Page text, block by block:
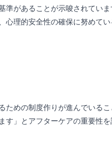
準があることが示唆されてい
理的安全性の確保に努めてい
めの制度作りが進んでいるこ
す」とアフターケアの重要性